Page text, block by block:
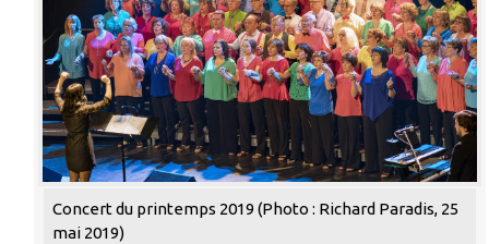
Concert du printemps 2019 (Photo : Richard Paradis, 25
mai 2019)